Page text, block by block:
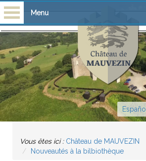
Español
Menu
Accueil
Visites
Scolaires
Château
Histoire
Vous êtes ici : Château de MAUVEZIN
Nouveautés à la bilbiothèque